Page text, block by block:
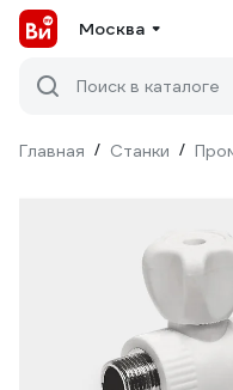
Москва
Поиск в каталоге
Главная / Станки /